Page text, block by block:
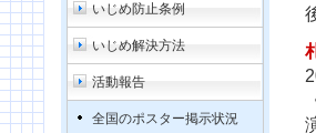
いじめ防止条例
いじめ解決方法
活動報告
全国のポスター掲示状況